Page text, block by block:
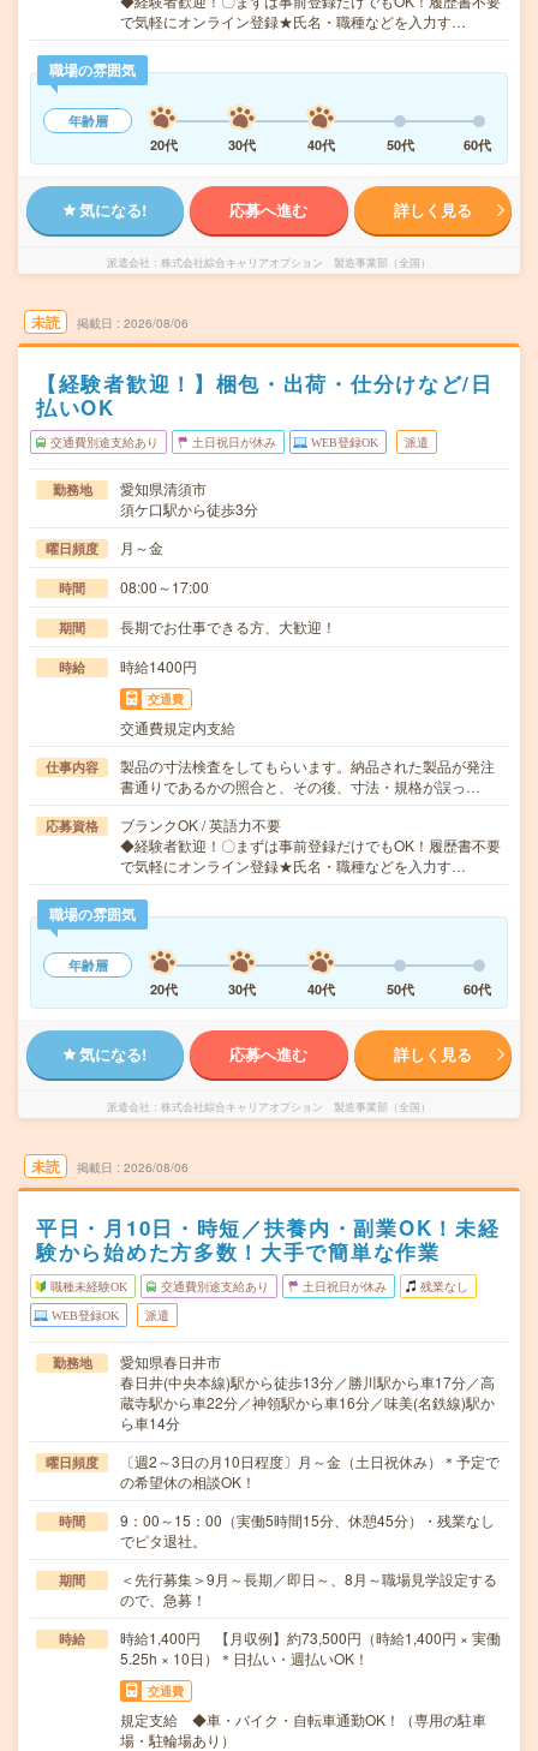
で気軽にオンライン登録★氏名・職種などを入力す…
職場の雰囲気
年齢層
20代
30代 40代 50代 60代
気になる! 応募へ進む 詳しく見る
派遣会社 株式会社綜合キャリアオプション 製造事業部（全国）
未読 掲載日 2026/08/06
【経験者歓迎！】梱包・出荷・仕分けなど/日
払いOK
交通費別途支給あり 土日祝日が休み WEB登録OK 派遣
勤務地
愛知県清須市
須ケ口駅から徒歩3分
曜日頻度 月～金
時間 08:00～17:00
期間 長期でお仕事できる方、大歓迎！
時給 時給1400円
交通費
交通費規定内支給
仕事内容
製品の寸法検査をしてもらいます。納品された製品が発注
書通りであるかの照合と、その後、寸法・規格が誤っ…
応募資格
ブランクOK / 英語力不要
◆経験者歓迎！〇まずは事前登録だけでもOK！履歴書不要
で気軽にオンライン登録★氏名・職種などを入力す…
職場の雰囲気
年齢層
20代
30代 40代 50代 60代
気になる! 応募へ進む 詳しく見る
派遣会社 株式会社綜合キャリアオプション 製造事業部（全国）
未読 掲載日 2026/08/06
平日・月10日・時短／扶養内・副業OK！未経
験から始めた方多数！大手で簡単な作業
職種未経験OK 交通費別途支給あり 土日祝日が休み 残業なし
WEB登録OK 派遣
勤務地
愛知県春日井市
春日井(中央本線)駅から徒歩13分／勝川駅から車17分／高
蔵寺駅から車22分／神領駅から車16分／味美(名鉄線)駅か
ら車14分
曜日頻度
〔週2～3日の月10日程度〕月～金（土日祝休み）＊予定で
の希望休の相談OK！
時間
9：00～15：00（実働5時間15分、休憩45分）・残業なし
でピタ退社。
期間
＜先行募集＞9月～長期／即日～、8月～職場見学設定する
ので、急募！
時給
時給1,400円 【月収例】約73,500円（時給1,400円 × 実働
5.25h × 10日）＊日払い・週払いOK！
交通費
規定支給 ◆車・バイク・自転車通勤OK！（専用の駐車
場・駐輪場あり）